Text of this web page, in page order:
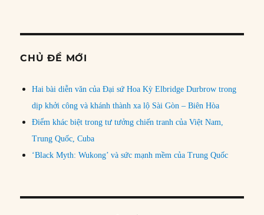
CHỦ ĐỀ MỚI
Hai bài diễn văn của Đại sứ Hoa Kỳ Elbridge Durbrow trong
dịp khởi công và khánh thành xa lộ Sài Gòn – Biên Hòa
Điểm khác biệt trong tư tưởng chiến tranh của Việt Nam,
Trung Quốc, Cuba
‘Black Myth: Wukong’ và sức mạnh mềm của Trung Quốc